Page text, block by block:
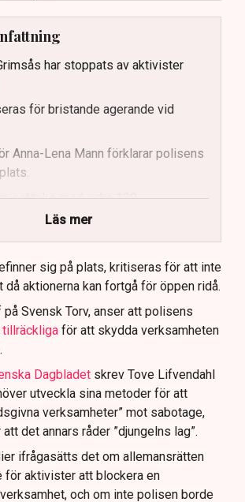
har stoppats av aktivister
för bristande agerande vid
Anna-Lena Mann förklarar polisens
med cirka 120
kopplade.
drönare och uniformerad polis
bevis.
komplext när det gäller
rättigheter och gränser.
Läs mer
sig på plats, kritiseras för att inte
då aktionerna kan fortgå för öppen ridå.
Svensk Torv, anser att polisens
tillräckliga för att skydda verksamheten
Dagbladet skrev Tove Lifvendahl
utveckla sina metoder för att
verksamheter” mot sabotage,
det annars råder ”djungelns lag”.
ifrågasätts det om allemansrätten
för aktivister att blockera en
och om inte polisen borde